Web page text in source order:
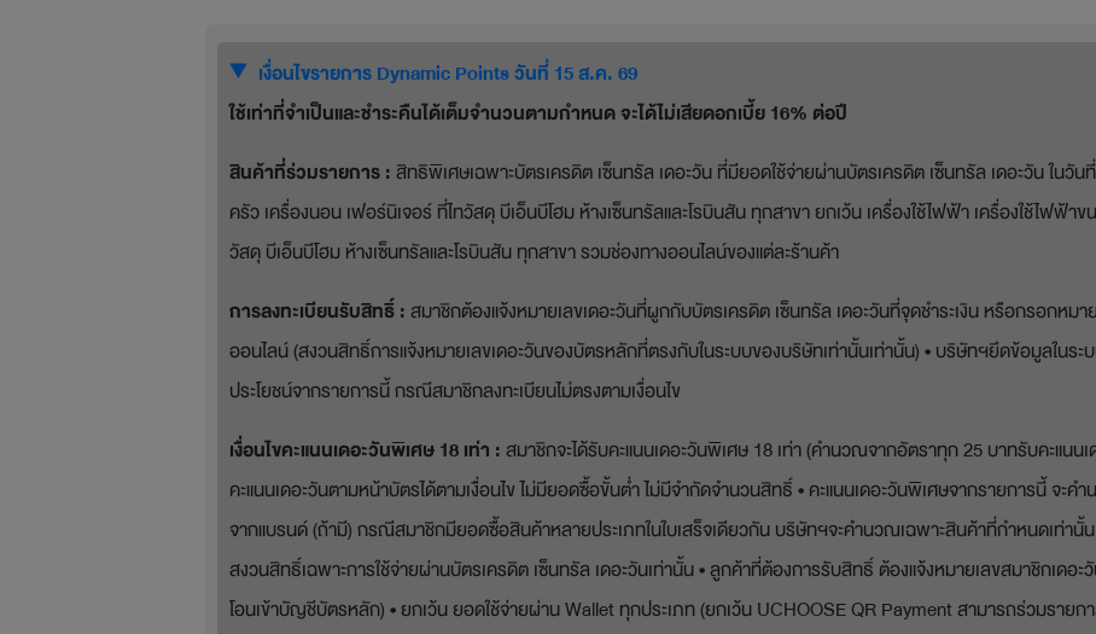
เงื่อนไขรายการ Dynamic Points วันที่ 15 ส.ค. 69
ใช้เท่าที่จำเป็นและชำระคืนได้เต็มจำนวนตามกำหนด จะได้ไม่เสียดอกเบี้ย 16% ต่อปี
สินค้าที่ร่วมรายการ :สิทธิพิเศษเฉพาะบัตรเครดิต เซ็นทรัล เดอะวัน ที่มียอดใช้จ่ายผ่านบัตรเครดิต เซ็นทรัล เดอะวัน ในวั
ครัว เครื่องนอน เฟอร์นิเจอร์ ที่ไทวัสดุ บีเอ็นบีโฮม ห้างเซ็นทรัลและโรบินสัน ทุกสาขา ยกเว้น เครื่องใช้ไฟฟ้า เครื่องใช้ไฟฟ้า
วัสดุ บีเอ็นบีโฮม ห้างเซ็นทรัลและโรบินสัน ทุกสาขา รวมช่องทางออนไลน์ของแต่ละร้านค้า
การลงทะเบียนรับสิทธิ์ :สมาชิกต้องแจ้งหมายเลขเดอะวันที่ผูกกับบัตรเครดิต เซ็นทรัล เดอะวันที่จุดชำระเงิน หรือกรอกหมา
ออนไลน์ (สงวนสิทธิ์การแจ้งหมายเลขเดอะวันของบัตรหลักที่ตรงกับในระบบของบริษัทเท่านั้นเท่านั้น) • บริษัทฯยึดข้อมูลใน
ประโยชน์จากรายการนี้ กรณีสมาชิกลงทะเบียนไม่ตรงตามเงื่อนไข
เงื่อนไขคะแนนเดอะวันพิเศษ 18 เท่า :สมาชิกจะได้รับคะแนนเดอะวันพิเศษ 18 เท่า (คำนวณจากอัตราทุก 25 บาทรับคะแนน
คะแนนเดอะวันตามหน้าบัตรได้ตามเงื่อนไข ไม่มียอดซื้อขั้นต่ำ ไม่มีจำกัดจำนวนสิทธิ์ • คะแนนเดอะวันพิเศษจากรายการนี้ จ
จากแบรนด์ (ถ้ามี) กรณีสมาชิกมียอดซื้อสินค้าหลายประเภทในใบเสร็จเดียวกัน บริษัทฯจะคำนวณเฉพาะสินค้าที่กำหนดเท่านั้
สงวนสิทธิ์เฉพาะการใช้จ่ายผ่านบัตรเครดิต เซ็นทรัล เดอะวันเท่านั้น • ลูกค้าที่ต้องการรับสิทธิ์ ต้องแจ้งหมายเลขสมาชิกเดอ
โอนเข้าบัญชีบัตรหลัก) • ยกเว้น ยอดใช้จ่ายผ่าน Wallet ทุกประเภท (ยกเว้น UCHOOSE QR Payment สามารถร่วมรายก